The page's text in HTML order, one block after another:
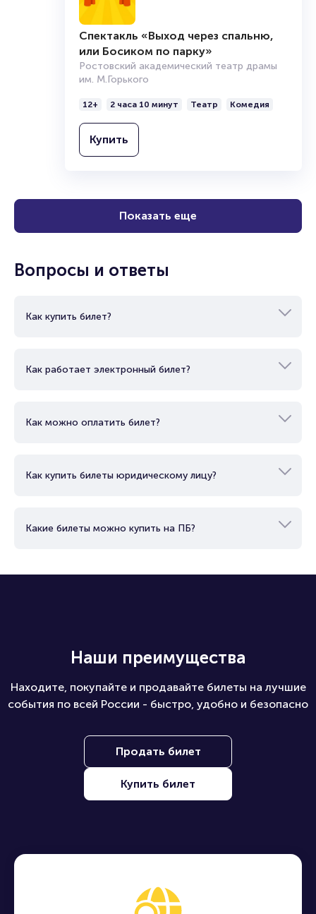
Спектакль «Выход через спальню,
или Босиком по парку»
Ростовский академический театр драмы
им. М.Горького
12+ 2 часа 10 минут Театр Комедия
Купить
Показать еще
Вопросы и ответы
Как купить билет?
Как работает электронный билет?
Как можно оплатить билет?
Как купить билеты юридическому лицу?
Какие билеты можно купить на ПБ?
Наши преимущества
Находите, покупайте и продавайте билеты на лучшие
события по всей России - быстро, удобно и безопасно
Продать билет
Купить билет